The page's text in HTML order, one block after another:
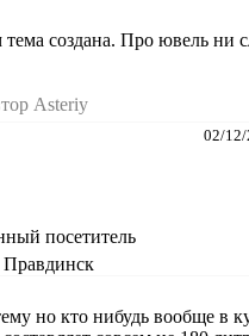
создана. Про ювель ни
Asteriy
02/12/
посетитель
Правдинск
но кто нибудь вообще в